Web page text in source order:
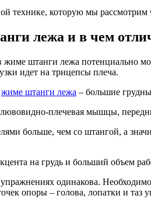
технике, которую мы рассмотрим
лежа и в чем
штанги лежа потенциально
идет на трицепсы плеча.
жиме штанги лежа – большие
плечевая мышцы,
больше, чем со штангой, а
на грудь и больший объем
одинакова.
опоры – голова, лопатки и